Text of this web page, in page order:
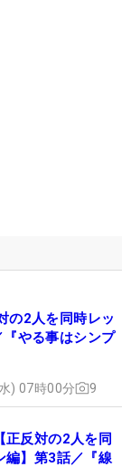
の2人を同時レッ
やる事はシンプ
) 07時00分 9
正反対の2人を同
編】第3話／『線